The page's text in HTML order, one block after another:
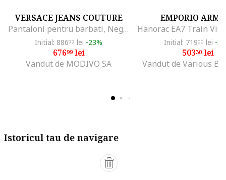
VERSACE JEANS COUTURE
Pantaloni pentru barbati, Negru
Initial: 88699 lei -23%
67699lei
Vandut de MODIVO SA
EMPORIO
Initial: 71900 lei -
50330lei
Vandut de Various
Istoricul tau de navigare